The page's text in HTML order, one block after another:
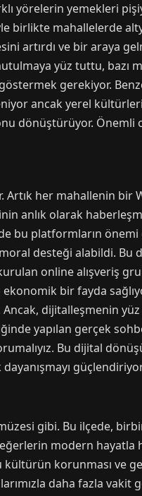
yörelerin yemekleri
birlikte mahallelerde
artırdı ve bir araya
yüz tuttu, bazı
gerekiyor.
ancak yerel
dönüştürüyor. Önemli
her mahallenin bir
anlık olarak
bu platformların
desteği alabildi. Bu
online alışveriş
bir fayda
dijitalleşmenin
yapılan gerçek
Bu dijital
gibi. Bu ilçede,
modern hayatla
korunması ve
daha fazla vakit